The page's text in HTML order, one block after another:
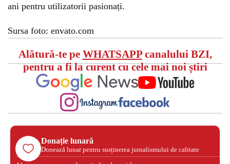
ani pentru utilizatorii pasionați.
Sursa foto: envato.com
Alătură-te pe WHATSAPPcanalului BZI,
pentru a fi la curent cu cele mai noi știri
Donație lunară
Donează lunar pentru susținerea jurnalismului de calitate